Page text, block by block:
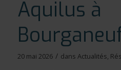
Aquilus à
20 mai 2026 / dans Actualités,